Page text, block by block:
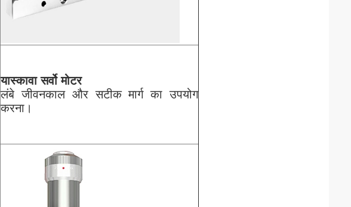
यास्कावा सर्वो मोटर
लंबे जीवनकाल और सटीक मार्ग का उपयोग
करना।